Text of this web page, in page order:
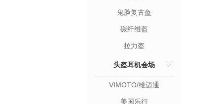
鬼脸复古盔
碳纤维盔
拉力盔
头盔耳机会场
VIMOTO/维迈通
美国乐行